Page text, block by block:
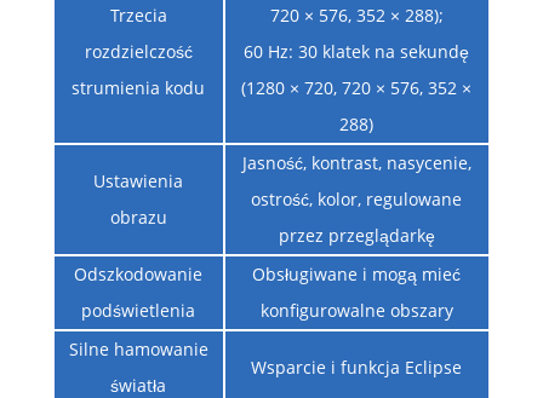
Trzecia
rozdzielczość
strumienia kodu
720 × 576, 352 × 288);
60 Hz: 30 klatek na sekundę
(1280 × 720, 720 × 576, 352 ×
288)
Ustawienia
obrazu
Jasność, kontrast, nasycenie,
ostrość, kolor, regulowane
przez przeglądarkę
Odszkodowanie
podświetlenia
Obsługiwane i mogą mieć
konfigurowalne obszary
Silne hamowanie
światła
Wsparcie i funkcja Eclipse